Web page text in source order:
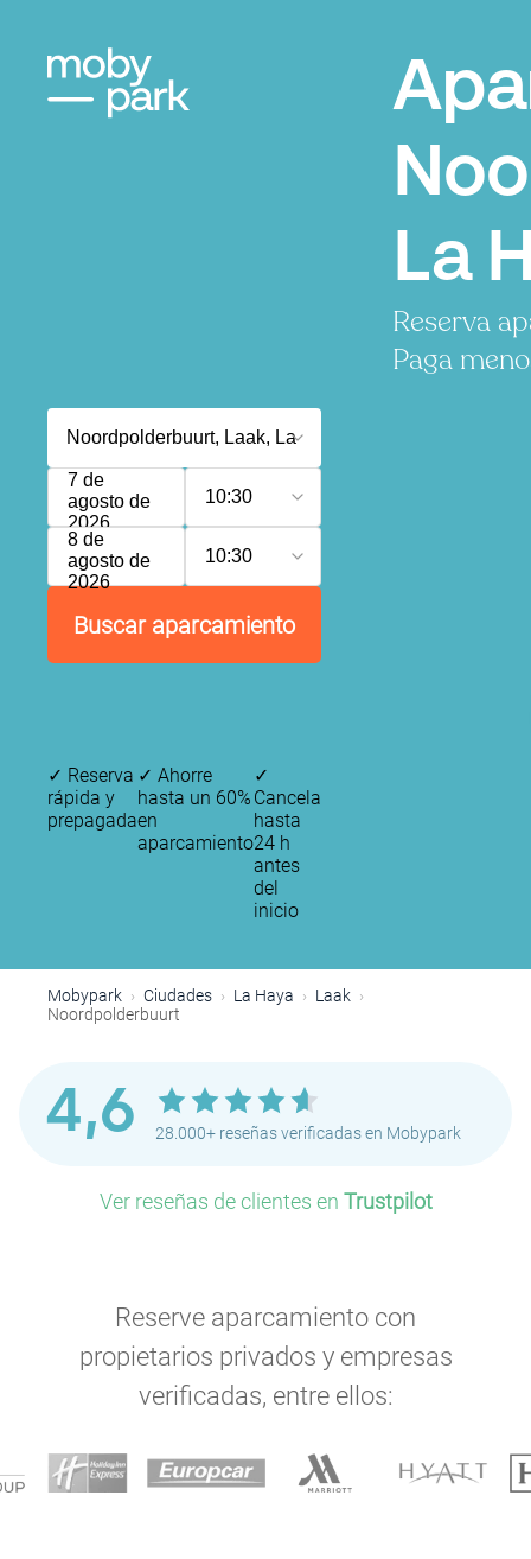
La
Reserva
Paga
7 de
agosto de
2026
10:30
8 de
agosto de
2026
10:30
Buscar aparcamiento
✓ Reserva
rápida y
prepagada
✓ Ahorre
hasta un 60%
en
aparcamiento
✓
Cancela
hasta
24 h
antes
del
inicio
Mobypark Ciudades La Haya
Laak
Noordpolderbuurt
4,6 28.000+ reseñas verificadas en Mobypark
Ver reseñas de clientes en Trustpilot
Reserve aparcamiento con
propietarios privados y empresas
verificadas, entre ellos: